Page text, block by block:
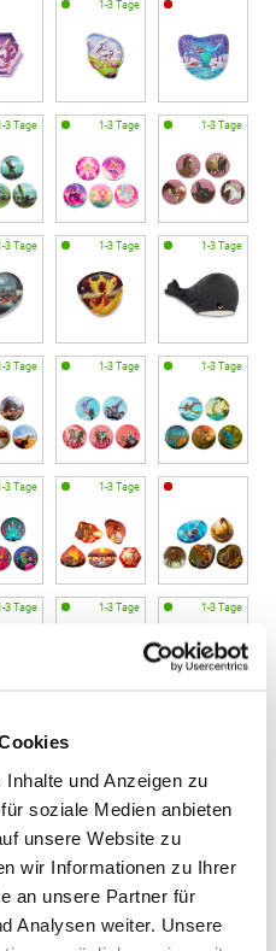
und Anzeigen zu
soziale Medien anbieten
unsere Website zu
wir Informationen zu Ihrer
an unsere Partner für
Analysen weiter. Unsere